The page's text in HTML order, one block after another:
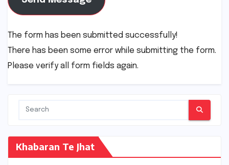
The form has been submitted successfully!
There has been some error while submitting the form.
Please verify all form fields again.
Khabaran Te Jhat